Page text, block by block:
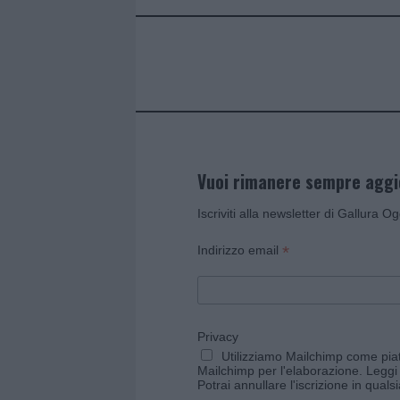
Vuoi rimanere sempre
Iscriviti alla newsletter di Gallura
Indirizzo email *
Privacy
Utilizziamo Mailchimp come
Mailchimp per l'elaborazione.
Potrai annullare l'iscrizione in